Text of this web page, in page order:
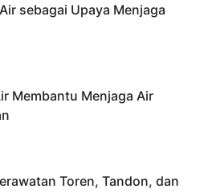
sebagai Upaya Menjaga
Membantu Menjaga Air
Toren, Tandon, dan